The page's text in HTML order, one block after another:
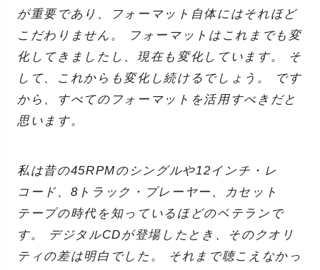
が重要であり、フォーマット自体にはそれほど
こだわりません。 フォーマットはこれまでも変
化してきましたし、現在も変化しています。 そ
して、これからも変化し続けるでしょう。 です
から、すべてのフォーマットを活用すべきだと
思います。
私は昔の45RPMのシングルや12インチ・レ
コード、8トラック・プレーヤー、カセット
テープの時代を知っているほどのベテランで
す。 デジタルCDが登場したとき、そのクオリ
ティの差は明白でした。 それまで聴こえなかっ